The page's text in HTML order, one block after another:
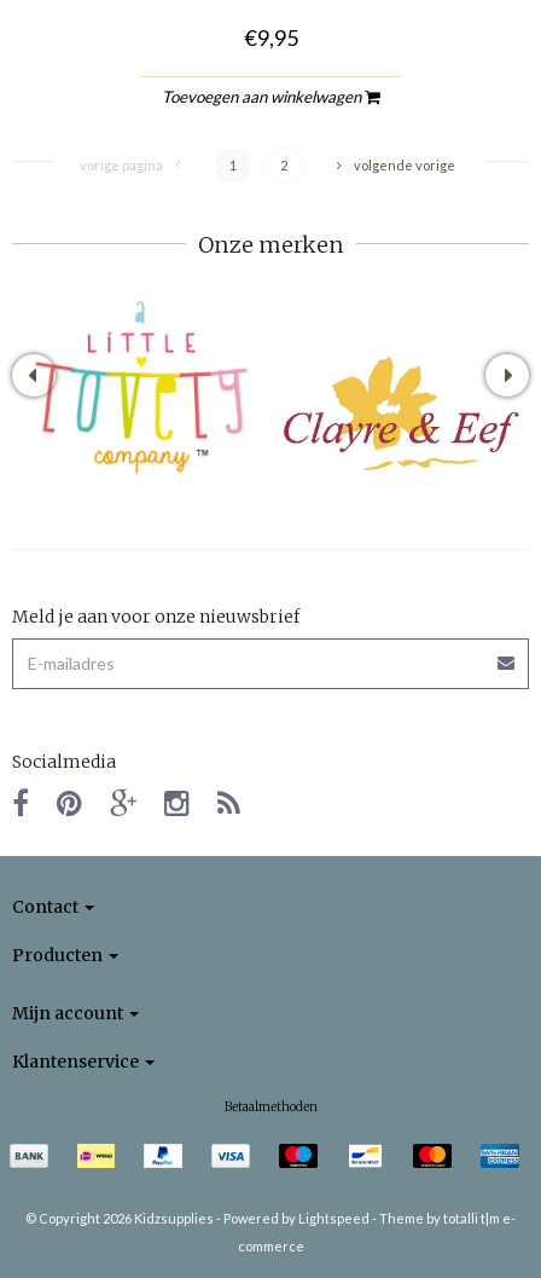
€9,95
Toevoegen aan winkelwagen
vorige pagina 1 2 volgende vorige
Onze merken
Meld je aan voor onze nieuwsbrief
Socialmedia
Contact
Producten
Mijn account
Klantenservice
Betaalmethoden
© Copyright 2026 Kidzsupplies - Powered by Lightspeed -Theme by totalli t|m e-
commerce